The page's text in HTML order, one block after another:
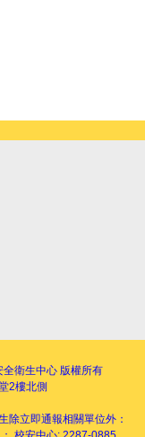
全衛生中心 版權所有
2樓北側
除立即通報相關單位外：